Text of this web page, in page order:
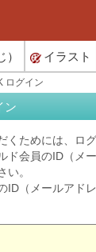
イラスト
ログイン
ン
くためには、ロ
ド会員のID（メ
い。
ID（メールアド